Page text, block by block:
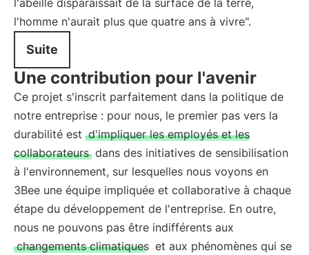
l'abeille disparaissait de la surface de la terre,
l'homme n'aurait plus que quatre ans à vivre".
Suite
Une contribution pour l'avenir
Ce projet s'inscrit parfaitement dans la politique de
notre entreprise : pour nous, le premier pas vers la
durabilité est d'impliquer les employés et les
collaborateurs dans des initiatives de sensibilisation
à l'environnement, sur lesquelles nous voyons en
3Bee une équipe impliquée et collaborative à chaque
étape du développement de l'entreprise. En outre,
nous ne pouvons pas être indifférents aux
changements climatiques et aux phénomènes qui se